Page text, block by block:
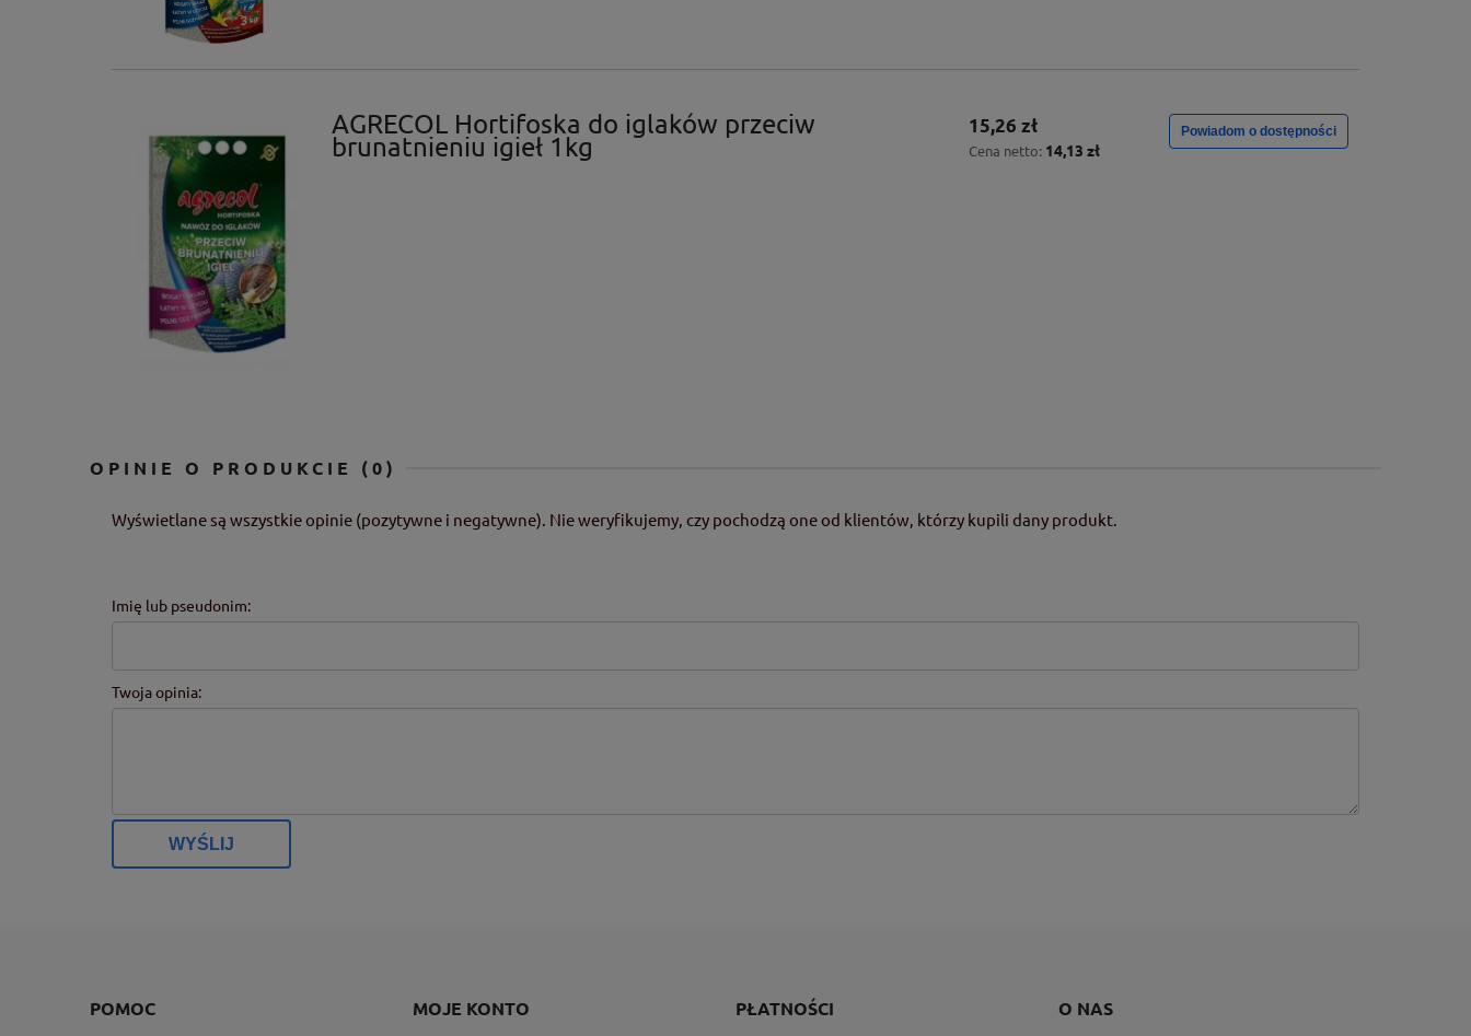
AGRECOL Hortifoska do iglaków przeciw
brunatnieniu igieł 1kg
15,26 zł
Cena netto: 14,13 zł
Powiadom o dostępności
OPINIE O PRODUKCIE (0)
Wyświetlane są wszystkie opinie (pozytywne i negatywne). Nie weryfikujemy, czy pochodzą one od klientów, którzy kupili dany produkt.
Imię lub pseudonim:
Twoja opinia:
WYŚLIJ
POMOC MOJE KONTO PŁATNOŚCI O NAS